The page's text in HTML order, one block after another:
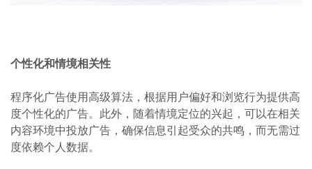
个性化和情境相关性
程序化广告使用高级算法，根据用户偏好和浏览行为提供高
度个性化的广告。此外，随着情境定位的兴起，可以在相关
内容环境中投放广告，确保信息引起受众的共鸣，而无需过
度依赖个人数据。